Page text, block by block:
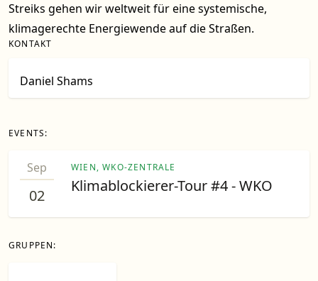
Streiks gehen wir weltweit für eine systemische,
klimagerechte Energiewende auf die Straßen.
KONTAKT
Daniel Shams
EVENTS:
Sep
02
WIEN, WKO-ZENTRALE
Klimablockierer-Tour #4 - WKO
GRUPPEN: